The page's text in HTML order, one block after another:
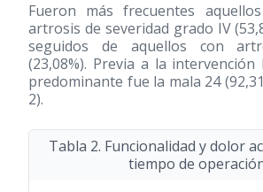
Fueron más frecuentes
artrosis de severidad grado IV
seguidos de aquellos con
(23,08%). Previa a la
predominante fue la mala 24
2).
Tabla 2. Funcionalidad y dolor
tiempo de